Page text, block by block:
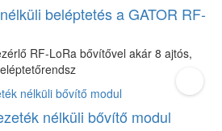
beléptetés a GATOR RF-
RF-LoRa bővítővel akár 8 ajtós,
nélküli bővítő modul